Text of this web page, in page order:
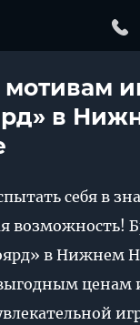
мотивам
в
себя в
возможность!
в Нижнем
ценам